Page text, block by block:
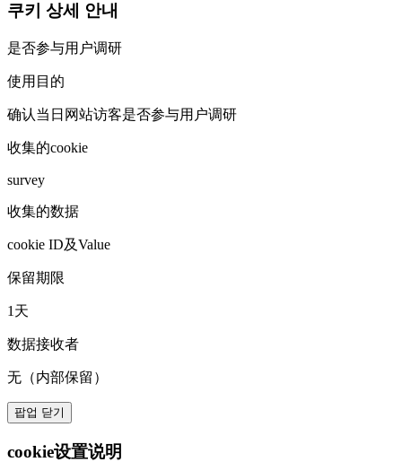
쿠키 상세 안내
是否参与用户调研
使用目的
确认当日网站访客是否参与用户调研
收集的cookie
survey
收集的数据
cookie ID及Value
保留期限
1天
数据接收者
无（内部保留）
팝업 닫기
cookie设置说明